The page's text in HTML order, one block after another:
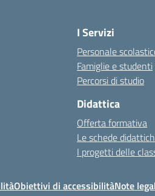
I Servizi
Personale
Famiglie e studenti
Percorsi di studio
Didattica
Offerta formativa
Le schede
I progetti delle
Obiettivi di accessibilitàNote